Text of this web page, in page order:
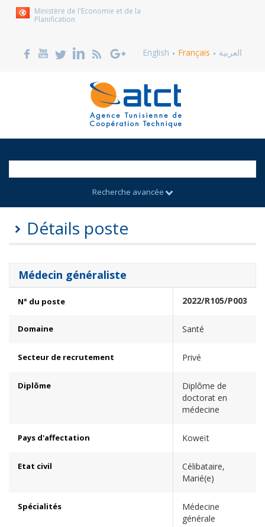
Ministère de l'Economie et de la
Planification
English Français العربية
Recherche avancée
Détails poste
Médecin généraliste
N° du poste 2022/R105/P003
Domaine Santé
Secteur de recrutement Privé
Diplôme
Diplôme de
doctorat en
médecine
Pays d'affectation Koweït
Etat civil
Célibataire,
Marié(e)
Spécialités
Médecine
générale